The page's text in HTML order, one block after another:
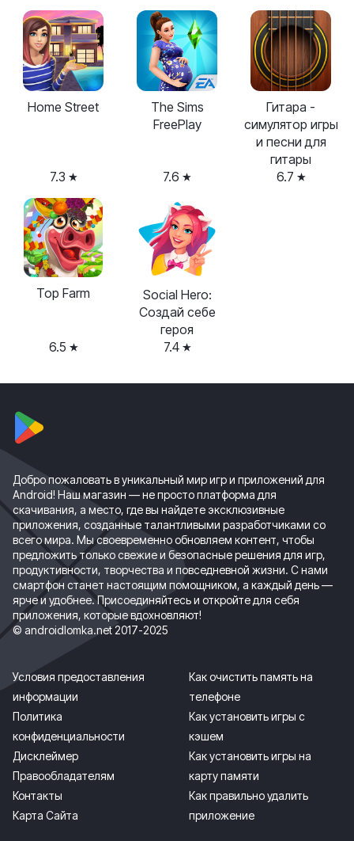
Home Street
7.3
The Sims
FreePlay
7.6
Гитара -
симулятор игры
и песни для
гитары
6.7
Top Farm
6.5
Social Hero:
Создай себе
героя
7.4
Добро пожаловать в уникальный мир игр и приложений для
Android! Наш магазин — не просто платформа для
скачивания, а место, где вы найдете эксклюзивные
приложения, созданные талантливыми разработчиками со
всего мира. Мы своевременно обновляем контент, чтобы
предложить только свежие и безопасные решения для игр,
продуктивности, творчества и повседневной жизни. С нами
смартфон станет настоящим помощником, а каждый день —
ярче и удобнее. Присоединяйтесь и откройте для себя
приложения, которые вдохновляют!
© androidlomka.net 2017-2025
Условия предоставления
информации
Политика
конфиденциальности
Дисклеймер
Правообладателям
Контакты
Карта Сайта
Как очистить память на
телефоне
Как установить игры с
кэшем
Как установить игры на
карту памяти
Как правильно удалить
приложение